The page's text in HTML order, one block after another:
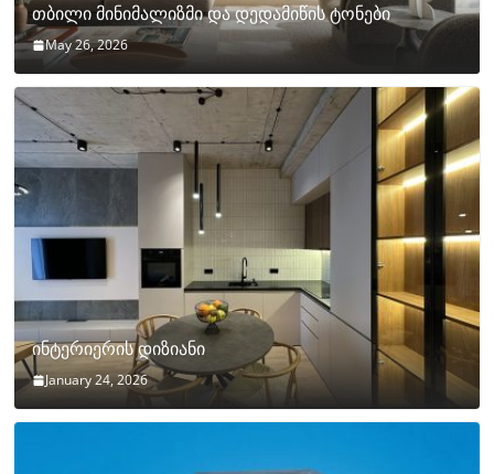
თბილი მინიმალიზმი და დედამიწის ტონები
May 26, 2026
ინტერიერის დიზიანი
January 24, 2026